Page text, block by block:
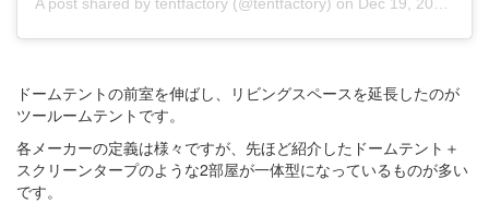
ドームテントの前室を伸ばし、リビングスペースを延長したのが
ツールームテントです。
各メーカーの定義は様々ですが、先ほど紹介したドームテント＋
スクリーンタープのような2部屋が一体型になっているものが多い
です。